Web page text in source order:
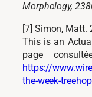
Morphology, 238
[7] Simon, Matt.
This is an
page
https://
the-week-